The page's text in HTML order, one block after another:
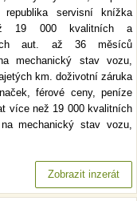
servisní knížka
19 000 kvalitních a
aut. až 36 měsíců
mechanický stav vozu,
km. doživotní záruka
férové ceny, peníze
více než 19 000 kvalitních
mechanický stav vozu,
Zobrazit inzerát